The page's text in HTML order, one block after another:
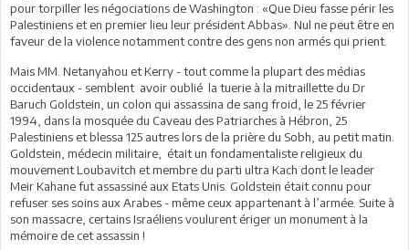
pour torpiller les négociations de Washington : «Que Dieu fasse périr les
Palestiniens et en premier lieu leur président Abbas». Nul ne peut être en
faveur de la violence notamment contre des gens non armés qui prient.
Mais MM. Netanyahou et Kerry - tout comme la plupart des médias
occidentaux - semblent avoir oublié la tuerie à la mitraillette du Dr
Baruch Goldstein, un colon qui assassina de sang froid, le 25 février
1994, dans la mosquée du Caveau des Patriarches à Hébron, 25
Palestiniens et blessa 125 autres lors de la prière du Sobh, au petit matin.
Goldstein, médecin militaire, était un fondamentaliste religieux du
mouvement Loubavitch et membre du parti ultra Kach dont le leader
Meir Kahane fut assassiné aux Etats Unis. Goldstein était connu pour
refuser ses soins aux Arabes - même ceux appartenant à l’armée. Suite à
son massacre, certains Israéliens voulurent ériger un monument à la
mémoire de cet assassin !